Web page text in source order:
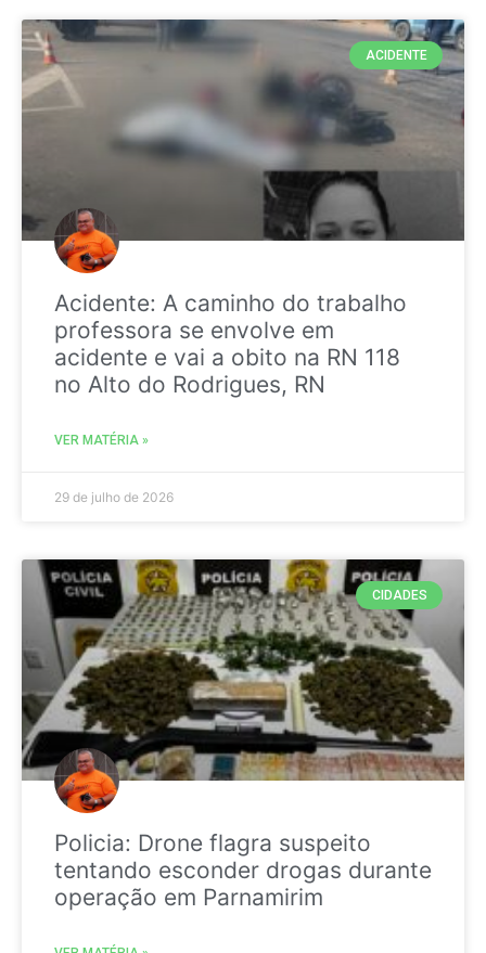
ACIDENTE
Acidente: A caminho do trabalho
professora se envolve em
acidente e vai a obito na RN 118
no Alto do Rodrigues, RN
VER MATÉRIA »
29 de julho de 2026
CIDADES
Policia: Drone flagra suspeito
tentando esconder drogas durante
operação em Parnamirim